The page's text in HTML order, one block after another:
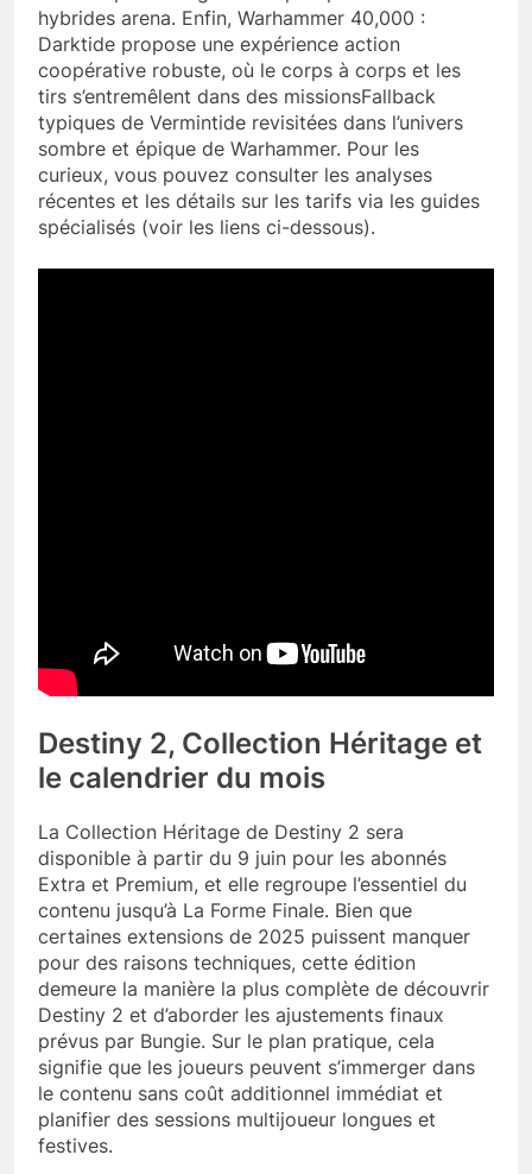
hybrides arena. Enfin, Warhammer 40,000 :
Darktide propose une expérience action
coopérative robuste, où le corps à corps et les
tirs s’entremêlent dans des missionsFallback
typiques de Vermintide revisitées dans l’univers
sombre et épique de Warhammer. Pour les
curieux, vous pouvez consulter les analyses
récentes et les détails sur les tarifs via les guides
spécialisés (voir les liens ci-dessous).
Destiny 2, Collection Héritage et
le calendrier du mois
La Collection Héritage de Destiny 2 sera
disponible à partir du 9 juin pour les abonnés
Extra et Premium, et elle regroupe l’essentiel du
contenu jusqu’à La Forme Finale. Bien que
certaines extensions de 2025 puissent manquer
pour des raisons techniques, cette édition
demeure la manière la plus complète de découvrir
Destiny 2 et d’aborder les ajustements finaux
prévus par Bungie. Sur le plan pratique, cela
signifie que les joueurs peuvent s’immerger dans
le contenu sans coût additionnel immédiat et
planifier des sessions multijoueur longues et
festives.